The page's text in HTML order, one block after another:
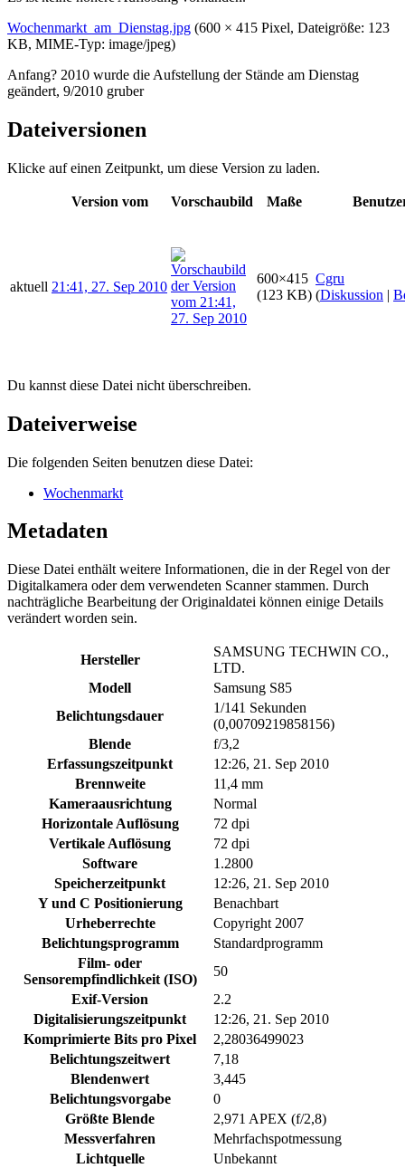
Wochenmarkt_am_Dienstag.jpg (600 × 415 Pixel, Dateigröße: 123
KB, MIME-Typ: image/jpeg)
Anfang? 2010 wurde die Aufstellung der Stände am Dienstag
geändert, 9/2010 gruber
Dateiversionen
Klicke auf einen Zeitpunkt, um diese Version zu laden.
Version vom Vorschaubild Maße
aktuell 21:41, 27. Sep 2010
600×415
(123 KB)
Cgru
(Diskussion |
Du kannst diese Datei nicht überschreiben.
Dateiverweise
Die folgenden Seiten benutzen diese Datei:
Wochenmarkt
Metadaten
Diese Datei enthält weitere Informationen, die in der Regel von der
Digitalkamera oder dem verwendeten Scanner stammen. Durch
nachträgliche Bearbeitung der Originaldatei können einige Details
verändert worden sein.
Hersteller
SAMSUNG TECHWIN CO.,
LTD.
Modell
Samsung S85
Belichtungsdauer
1/141 Sekunden
(0,00709219858156)
Blende
f/3,2
Erfassungszeitpunkt
12:26, 21. Sep 2010
Brennweite
11,4 mm
Kameraausrichtung
Normal
Horizontale Auflösung
72 dpi
Vertikale Auflösung
72 dpi
Software
1.2800
Speicherzeitpunkt
12:26, 21. Sep 2010
Y und C Positionierung
Benachbart
Urheberrechte
Copyright 2007
Belichtungsprogramm
Standardprogramm
Film- oder
Sensorempfindlichkeit (ISO)
50
Exif-Version
2.2
Digitalisierungszeitpunkt
12:26, 21. Sep 2010
Komprimierte Bits pro Pixel
2,28036499023
Belichtungszeitwert
7,18
Blendenwert
3,445
Belichtungsvorgabe
0
Größte Blende
2,971 APEX (f/2,8)
Messverfahren
Mehrfachspotmessung
Lichtquelle
Unbekannt